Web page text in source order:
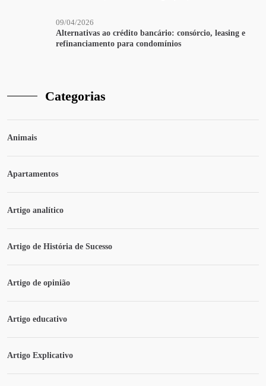
09/04/2026
Alternativas ao crédito bancário: consórcio, leasing e
refinanciamento para condomínios
Categorias
Animais
Apartamentos
Artigo analítico
Artigo de História de Sucesso
Artigo de opinião
Artigo educativo
Artigo Explicativo